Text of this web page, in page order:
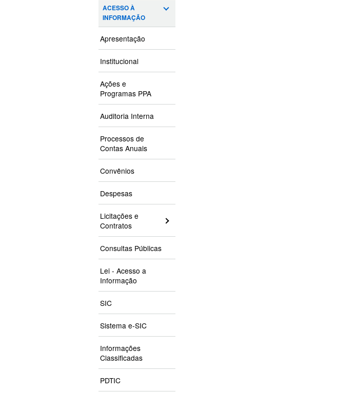
ACESSO À
INFORMAÇÃO
Apresentação
Institucional
Ações e
Programas PPA
Auditoria Interna
Processos de
Contas Anuais
Convênios
Despesas
Licitações e
Contratos
Consultas Públicas
Lei - Acesso a
Informação
SIC
Sistema e-SIC
Informações
Classificadas
PDTIC